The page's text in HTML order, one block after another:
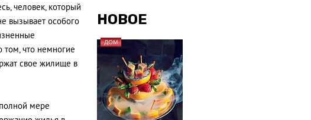
НОВОЕ
ДОМ
человек, который
вызывает особого
том, что немногие
свое жилище в
мере